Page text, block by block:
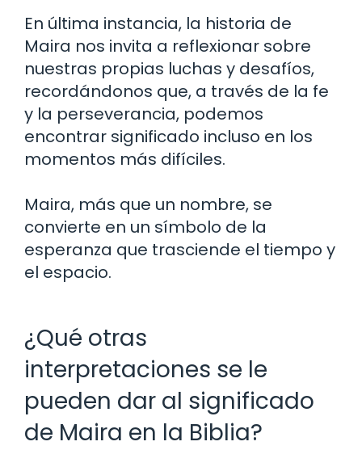
En última instancia, la historia de
Maira nos invita a reflexionar sobre
nuestras propias luchas y desafíos,
recordándonos que, a través de la fe
y la perseverancia, podemos
encontrar significado incluso en los
momentos más difíciles.
Maira, más que un nombre, se
convierte en un símbolo de la
esperanza que trasciende el tiempo y
el espacio.
¿Qué otras
interpretaciones se le
pueden dar al significado
de Maira en la Biblia?